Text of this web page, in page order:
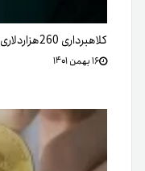
کلاهبرداری 260هزار‌دلاری در حوزه ارزهای دیجیتال و NFT
۱۶ بهمن ۱۴۰۱